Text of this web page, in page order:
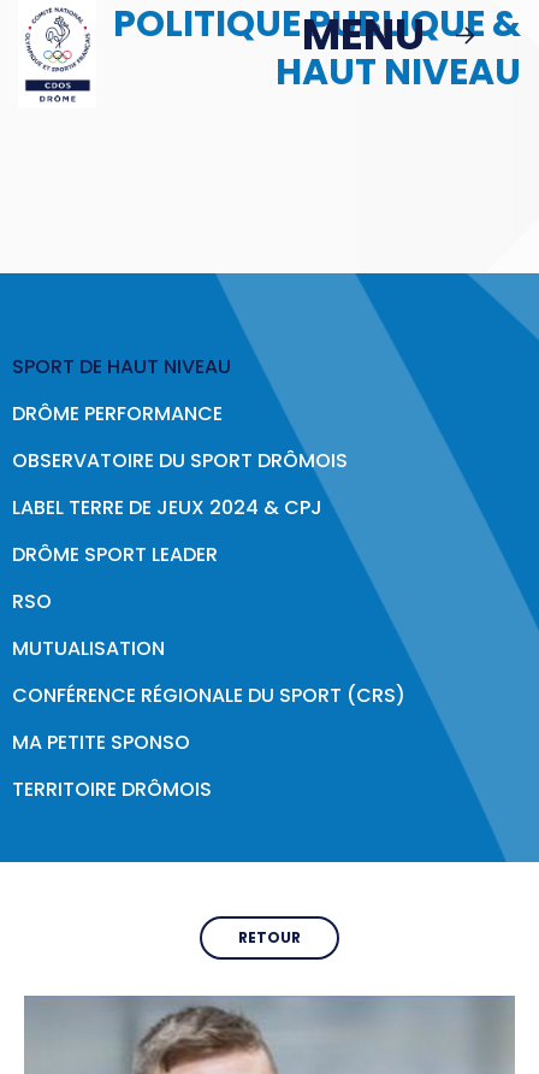
Passer au contenu principalMENU
MBS
Podcast : Le Sport en Face
> Le Sport en Face : Épisode 1
Politique Publique & Haut Niveau
Éducation & Citoyenneté
Sport & Santé
Formations & Professionnalisation
CDOS 26
Qui sommes-nous ?
Comités Départementaux
Partenaires & Labels
Labels & Centre de Préparation aux Jeux
Impact et Héritage
Jeux Olympiques & Paralympiques
MENU
POLITIQUE PUBLIQUE &
HAUT NIVEAU
SPORT DE HAUT NIVEAU
DRÔME PERFORMANCE
OBSERVATOIRE DU SPORT DRÔMOIS
LABEL TERRE DE JEUX 2024 & CPJ
DRÔME SPORT LEADER
RSO
MUTUALISATION
CONFÉRENCE RÉGIONALE DU SPORT (CRS)
MA PETITE SPONSO
TERRITOIRE DRÔMOIS
RETOUR